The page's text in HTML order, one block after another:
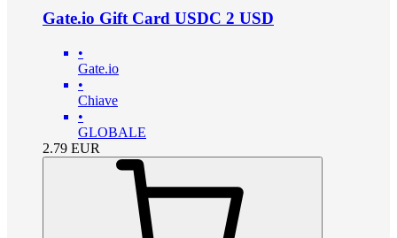
Gate.io Gift Card USDC 2 USD
•
Gate.io
•
Chiave
•
GLOBALE
2.79 EUR